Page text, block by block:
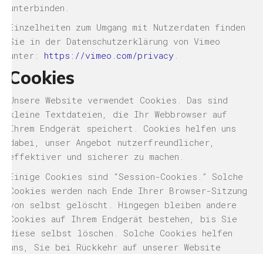
unterbinden.
Einzelheiten zum Umgang mit Nutzerdaten finden
Sie in der Datenschutzerklärung von Vimeo
unter: https://vimeo.com/privacy .
Cookies
Unsere Website verwendet Cookies. Das sind
kleine Textdateien, die Ihr Webbrowser auf
Ihrem Endgerät speichert. Cookies helfen uns
dabei, unser Angebot nutzerfreundlicher,
effektiver und sicherer zu machen.
Einige Cookies sind “Session-Cookies.” Solche
Cookies werden nach Ende Ihrer Browser-Sitzung
von selbst gelöscht. Hingegen bleiben andere
Cookies auf Ihrem Endgerät bestehen, bis Sie
diese selbst löschen. Solche Cookies helfen
uns, Sie bei Rückkehr auf unserer Website